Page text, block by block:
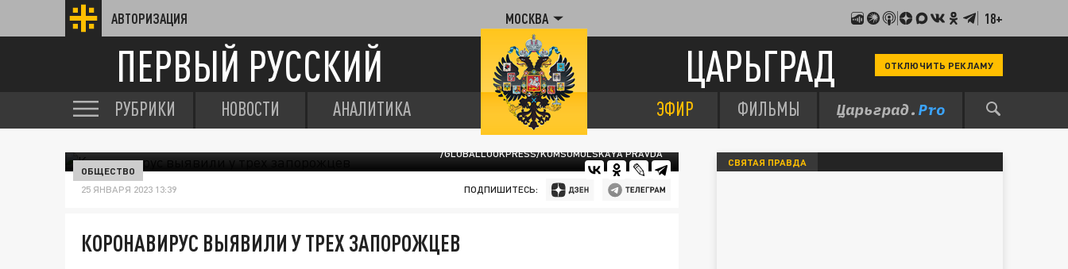
АВТОРИЗАЦИЯ МОСКВА 18+
ПЕРВЫЙ РУССКИЙ ЦАРЬГРАД ОТКЛЮЧИТЬ РЕКЛАМУ
РУБРИКИ НОВОСТИ АНАЛИТИКА ЭФИР ФИЛЬМЫ
/GLOBALLOOKPRESS/KOMSOMOLSKAYA PRAVDA
ОБЩЕСТВО
25 ЯНВАРЯ 2023 13:39 ПОДПИШИТЕСЬ:
КОРОНАВИРУС ВЫЯВИЛИ У ТРЕХ ЗАПОРОЖЦЕВ
СВЯТАЯ ПРАВДА